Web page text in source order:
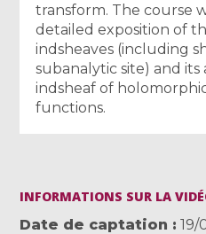
transform. The course
detailed exposition of
indsheaves (including
subanalytic site) and
indsheaf of
functions.
INFORMATIONS SUR LA
Date de captation
19/